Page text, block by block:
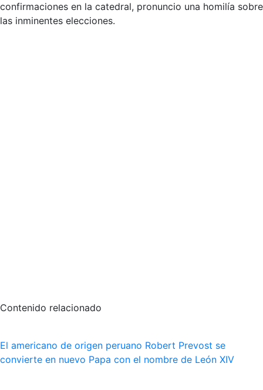
confirmaciones en la catedral, pronuncio una homilía sobre
las inminentes elecciones.
Contenido relacionado
El americano de origen peruano Robert Prevost se
convierte en nuevo Papa con el nombre de León XIV